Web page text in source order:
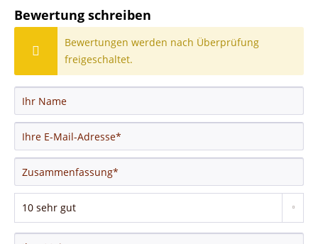
Bewertung schreiben
Bewertungen werden nach Überprüfung
freigeschaltet.